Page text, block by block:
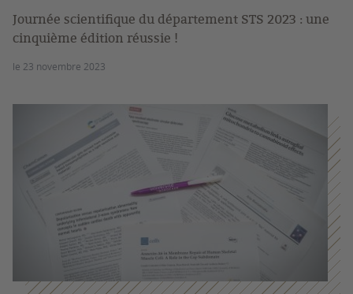
Journée scientifique du département STS 2023 : une
cinquième édition réussie !
le 23 novembre 2023